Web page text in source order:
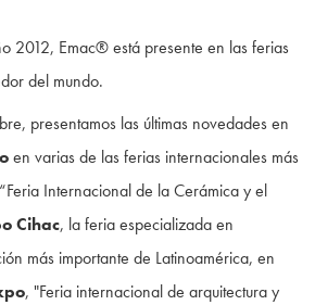
2012, Emac® está presente en las ferias
del mundo.
presentamos las últimas novedades en
en varias de las ferias internacionales más
Internacional de la Cerámica y el
Cihac, la feria especializada en
más importante de Latinoamérica, en
, "Feria internacional de arquitectura y